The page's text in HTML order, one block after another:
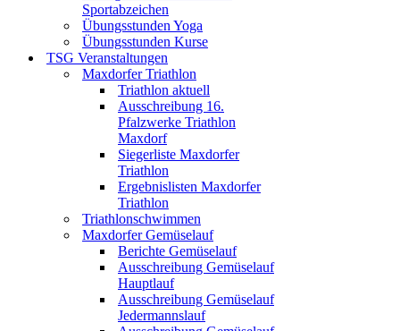
Sportabzeichen
Übungsstunden Yoga
Übungsstunden Kurse
TSG Veranstaltungen
Maxdorfer Triathlon
Triathlon aktuell
Ausschreibung 16.
Pfalzwerke Triathlon
Maxdorf
Siegerliste Maxdorfer
Triathlon
Ergebnislisten Maxdorfer
Triathlon
Triathlonschwimmen
Maxdorfer Gemüselauf
Berichte Gemüselauf
Ausschreibung Gemüselauf
Hauptlauf
Ausschreibung Gemüselauf
Jedermannslauf